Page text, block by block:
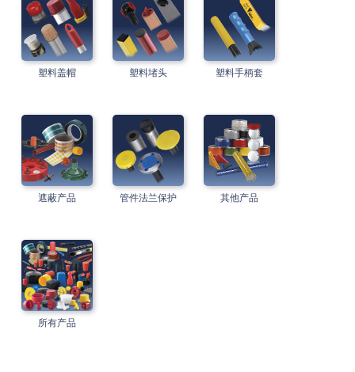
塑料盖帽 塑料堵头 塑料手柄套
遮蔽产品 管件法兰保护 其他产品
所有产品